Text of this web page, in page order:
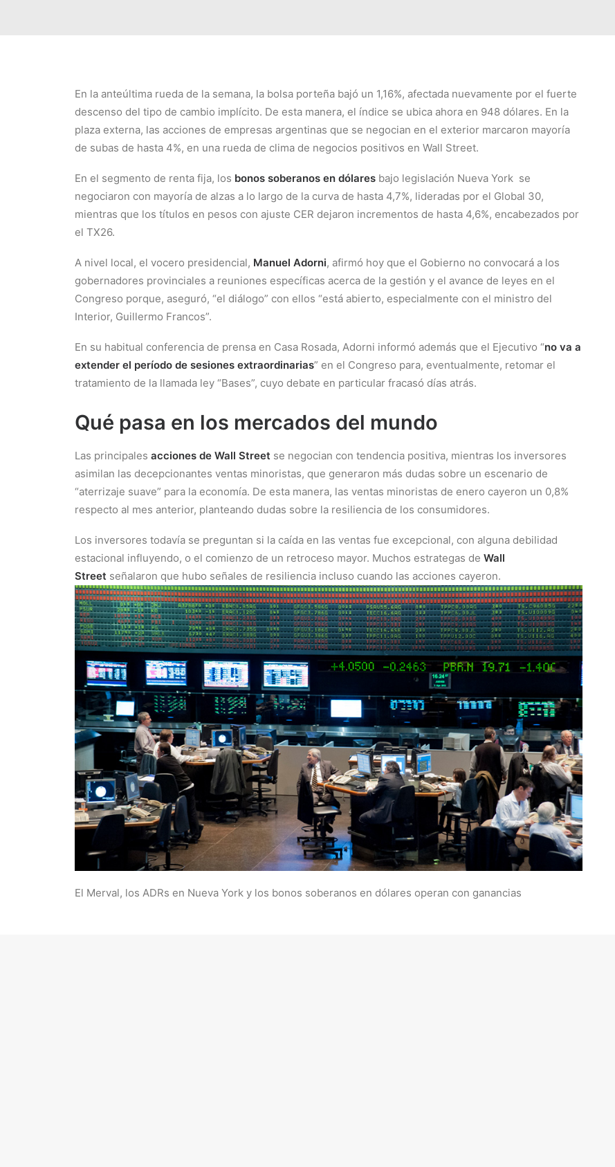
En la anteúltima rueda de la semana, la bolsa porteña bajó un 1,16%, afectada nuevamente por el fuerte
descenso del tipo de cambio implícito. De esta manera, el índice se ubica ahora en 948 dólares. En la
plaza externa, las acciones de empresas argentinas que se negocian en el exterior marcaron mayoría
de subas de hasta 4%, en una rueda de clima de negocios positivos en Wall Street.
En el segmento de renta fija, los bonos soberanos en dólares bajo legislación Nueva York se
negociaron con mayoría de alzas a lo largo de la curva de hasta 4,7%, lideradas por el Global 30,
mientras que los títulos en pesos con ajuste CER dejaron incrementos de hasta 4,6%, encabezados por
el TX26.
A nivel local, el vocero presidencial, Manuel Adorni, afirmó hoy que el Gobierno no convocará a los
gobernadores provinciales a reuniones específicas acerca de la gestión y el avance de leyes en el
Congreso porque, aseguró, “el diálogo” con ellos “está abierto, especialmente con el ministro del
Interior, Guillermo Francos”.
En su habitual conferencia de prensa en Casa Rosada, Adorni informó además que el Ejecutivo “no va a
extender el período de sesiones extraordinarias” en el Congreso para, eventualmente, retomar el
tratamiento de la llamada ley “Bases”, cuyo debate en particular fracasó días atrás.
Qué pasa en los mercados del mundo
Las principales acciones de Wall Street se negocian con tendencia positiva, mientras los inversores
asimilan las decepcionantes ventas minoristas, que generaron más dudas sobre un escenario de
“aterrizaje suave” para la economía. De esta manera, las ventas minoristas de enero cayeron un 0,8%
respecto al mes anterior, planteando dudas sobre la resiliencia de los consumidores.
Los inversores todavía se preguntan si la caída en las ventas fue excepcional, con alguna debilidad
estacional influyendo, o el comienzo de un retroceso mayor. Muchos estrategas de Wall
Street señalaron que hubo señales de resiliencia incluso cuando las acciones cayeron.
El Merval, los ADRs en Nueva York y los bonos soberanos en dólares operan con ganancias